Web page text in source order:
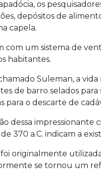
os
depósitos de
capela.
com um sistema de
habitantes.
Suleman, a
de barro selados
para o descarte de
dessa impressionante
370 a.C. indicam a
originalmente
se tornou um